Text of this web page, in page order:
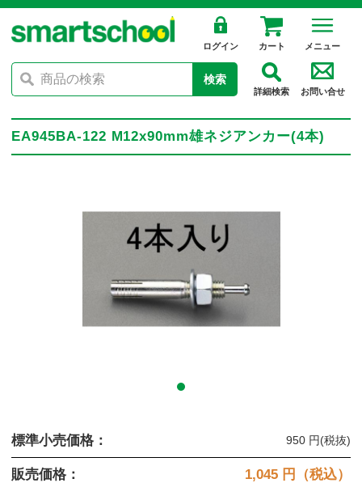
ログイン カート メニュー
検索
詳細検索 お問い合せ
EA945BA-122 M12x90mm雄ネジアンカー(4本)
標準小売価格： 950 円(税抜)
販売価格： 1,045 円（税込）